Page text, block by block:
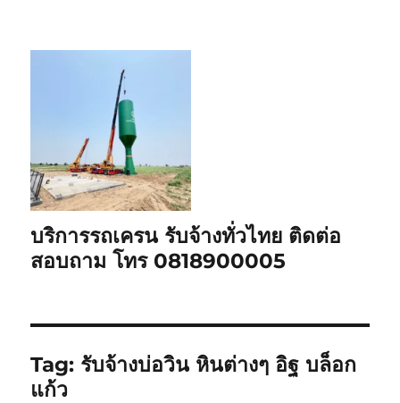
บริการรถเครน รับจ้างทั่วไทย ติดต่อ
สอบถาม โทร 0818900005
Tag: รับจ้างบ่อวิน หินต่างๆ อิฐ บล็อก
แก้ว